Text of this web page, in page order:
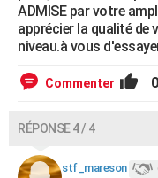
ADMISE par votre
apprécier la qualité de
niveau.à vous
Commenter 0
RÉPONSE 4 / 4
stf_mareson